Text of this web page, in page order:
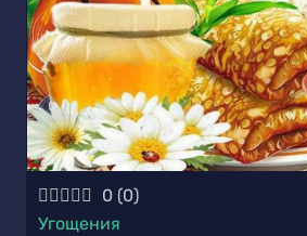
0 (0)
Угощения